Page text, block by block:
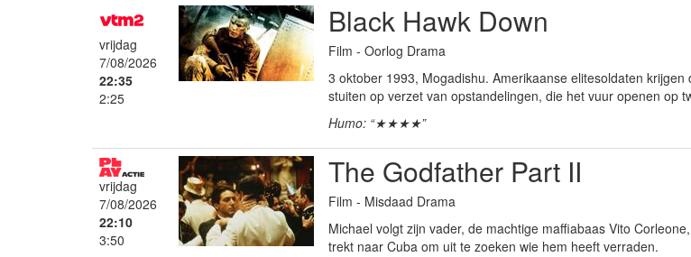
vrijdag
7/08/2026
22:35
2:25
Black Hawk Down
Film - Oorlog Drama
3 oktober 1993, Mogadishu. Amerikaanse elitesoldaten
stuiten op verzet van opstandelingen, die het vuur openen op
Humo: “★★★★”
vrijdag
7/08/2026
22:10
3:50
The Godfather Part II
Film - Misdaad Drama
Michael volgt zijn vader, de machtige maffiabaas Vito
trekt naar Cuba om uit te zoeken wie hem heeft verraden.